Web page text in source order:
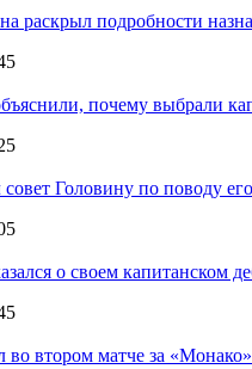
раскрыл подробности
почему выбрали
Головину по поводу
о своем капитанском
во втором матче за